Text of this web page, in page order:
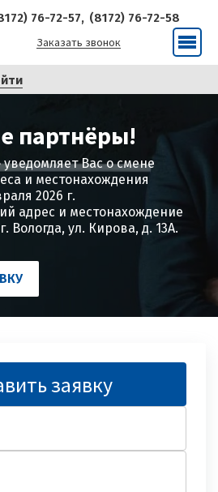
76-72-57, (8172) 76-72-58
Заказать звонок
Меню
партнёры!
Вас о смене
и местонахождения
2026 г.
адрес и местонахождение
Вологда, ул. Кирова, д. 13А.